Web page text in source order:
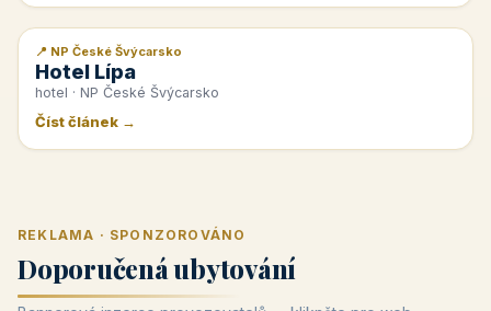
📰 PR článek
📍 NP České Švýcarsko
Hotel Lípa
hotel · NP České Švýcarsko
Číst článek →
REKLAMA · SPONZOROVÁNO
Doporučená ubytování